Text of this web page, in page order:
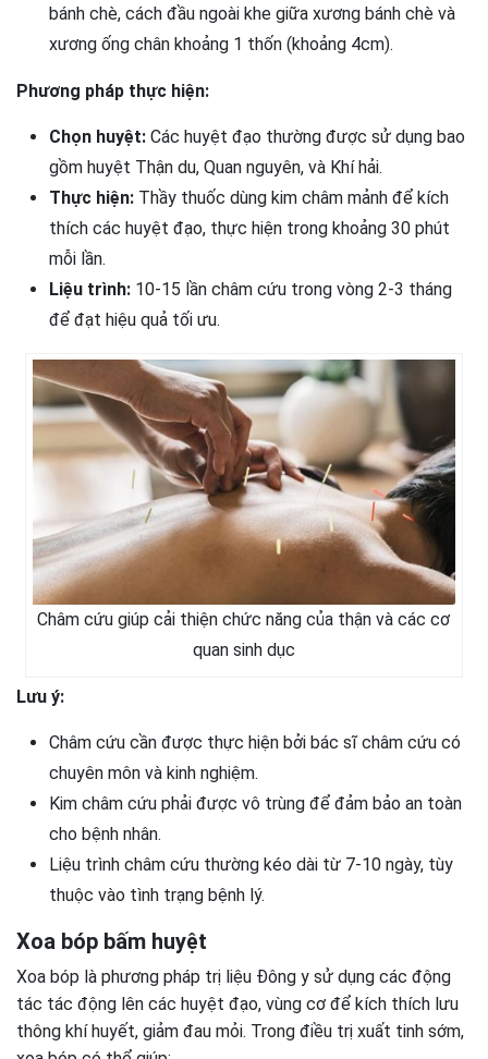
bánh chè, cách đầu ngoài khe giữa xương bánh chè và
xương ống chân khoảng 1 thốn (khoảng 4cm).
Phương pháp thực hiện:
Chọn huyệt: Các huyệt đạo thường được sử dụng bao
gồm huyệt Thận du, Quan nguyên, và Khí hải.
Thực hiện: Thầy thuốc dùng kim châm mảnh để kích
thích các huyệt đạo, thực hiện trong khoảng 30 phút
mỗi lần.
Liệu trình: 10-15 lần châm cứu trong vòng 2-3 tháng
để đạt hiệu quả tối ưu.
Châm cứu giúp cải thiện chức năng của thận và các cơ
quan sinh dục
Lưu ý:
Châm cứu cần được thực hiện bởi bác sĩ châm cứu có
chuyên môn và kinh nghiệm.
Kim châm cứu phải được vô trùng để đảm bảo an toàn
cho bệnh nhân.
Liệu trình châm cứu thường kéo dài từ 7-10 ngày, tùy
thuộc vào tình trạng bệnh lý.
Xoa bóp bấm huyệt
Xoa bóp là phương pháp trị liệu Đông y sử dụng các động
tác tác động lên các huyệt đạo, vùng cơ để kích thích lưu
thông khí huyết, giảm đau mỏi. Trong điều trị xuất tinh sớm,